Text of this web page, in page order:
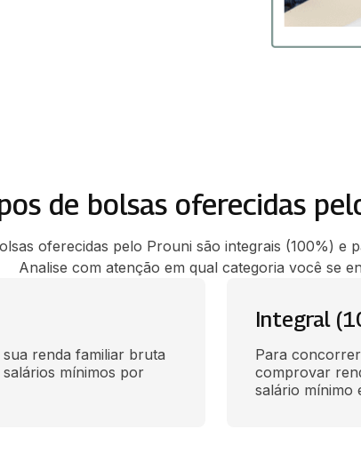
de bolsas oferecidas
oferecidas pelo Prouni são integrais (100%) e
Analise com atenção em qual categoria você se
renda familiar bruta
mínimos por
Integral
Para
comprovar
salário mínimo